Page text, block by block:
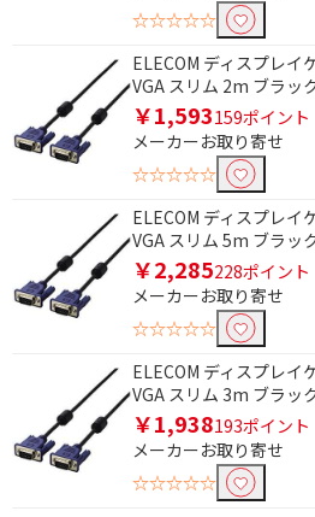
☆☆☆☆☆
ELECOM ディスプレイ
VGA スリム 2m ブラッ
￥1,593159ポイント
メーカーお取り寄せ
☆☆☆☆☆
ELECOM ディスプレイ
VGA スリム 5m ブラッ
￥2,285228ポイント
メーカーお取り寄せ
☆☆☆☆☆
ELECOM ディスプレイ
VGA スリム 3m ブラッ
￥1,938193ポイント
メーカーお取り寄せ
☆☆☆☆☆